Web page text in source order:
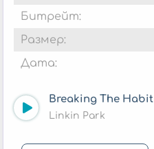
Битрейт:
Размер:
Дата:
Breaking The Habit
Linkin Park